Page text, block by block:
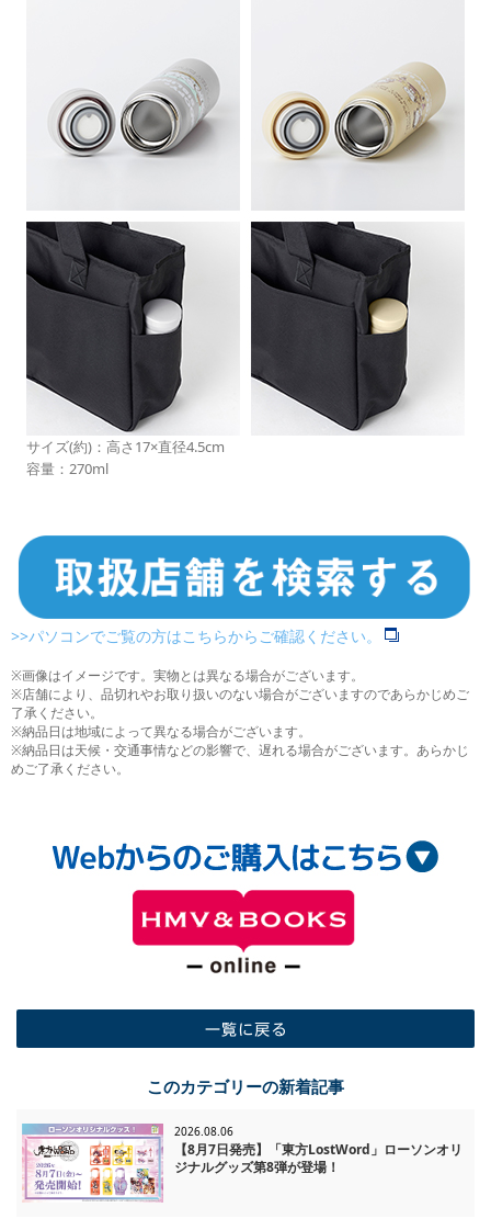
サイズ(約)：高さ17×直径4.5cm
容量：270ml
>>パソコンでご覧の方はこちらからご確認ください。
※画像はイメージです。実物とは異なる場合がございます。
※店舗により、品切れやお取り扱いのない場合がございますのであらかじめご
了承ください。
※納品日は地域によって異なる場合がございます。
※納品日は天候・交通事情などの影響で、遅れる場合がございます。あらかじ
めご了承ください。
このカテゴリーの新着記事
2026.08.06
【8月7日発売】「東方LostWord」ローソンオリ
ジナルグッズ第8弾が登場！